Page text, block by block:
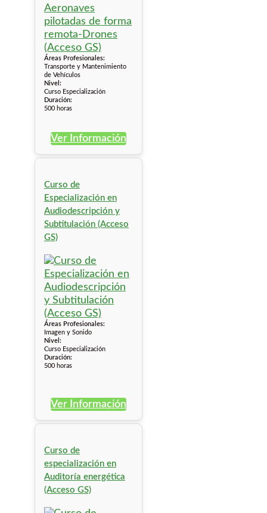
Áreas Profesionales:
Transporte y Mantenimiento
de Vehículos
Nivel:
Curso Especialización
Duración:
500 horas
Ver Información
Curso de
Especialización en
Audiodescripción y
Subtitulación (Acceso
GS)
Áreas Profesionales:
Imagen y Sonido
Nivel:
Curso Especialización
Duración:
500 horas
Ver Información
Curso de
especialización en
Auditoría energética
(Acceso GS)